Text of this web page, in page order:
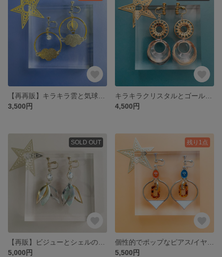
3,500円
4,500円
SOLD OUT
5,000円
残り1点
5,500円